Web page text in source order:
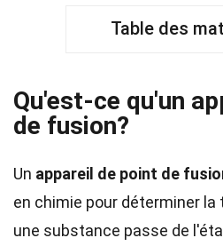
Table des
Qu'est-ce qu'un
de fusion?
Un appareil de point de
en chimie pour déterminer
une substance passe de